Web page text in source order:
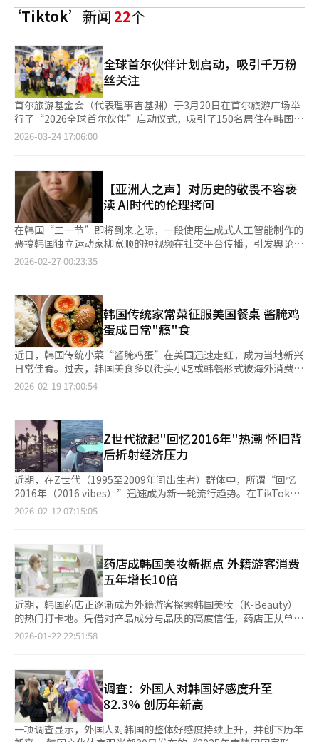
‘Tiktok’新闻22个
全球首尔伙伴计划启动，吸引千万粉
丝关注
首尔旅游基金会（代表理事吉基渊）于3月20日在首尔旅游广场举
行了“2026全球首尔伙伴”启动仪式，吸引了150名居住在韩国的
外国网红参与。全球首尔伙伴自2012年起成为首尔旅游基金会的
了2256件内容，视频累计观看次数超过4000万次。今年的团队由
来自53个国家的150人组成，他们在Instagram、YouTube、
TikTok、抖音和小红书等平台上拥有约1014万名粉丝。特别是今
年新增了小红书，以吸引中国游客。小红书是中国重要的旅游内容
平台，月活跃用户约3亿。团队成员以MZ世代为主，平均年龄30.6
岁，女性占89%。成员来自亚洲及大洋洲35%、中东及非洲
31%、欧洲18%、美洲16%，预计将实现全球多角度宣传。启动
仪式以“晨曦黄”为主题，参与者穿着“首尔我的灵魂”官方T
开展为期8个月的活动，从4月的“汉江巴士码头樱花景
点”和“2026首尔春季节”宣传开始，参与“2026乐天世界塔天
空跑”等项目，制作并传播体验型内容。首尔旅游基金会代表理事
吉基渊表示：“去年我们接待了创纪录的1485万外国游客，今年
计划集中推广首尔的四季内容。通过全球首尔伙伴，我们将展示体
验型旅游的魅力，推动首尔旅游的持续增长。”※ 本报道经人工
智能（AI）系统翻译与编辑。
2026-03-24 17:06:00
【亚洲人之声】对历史的敬畏不容亵
渎 AI时代的伦理拷问
在韩国“三一节”即将到来之际，一段使用生成式人工智能制作的
恶搞韩国独立运动家柳宽顺的短视频在社交平台传播，引发舆论巨
大争议。 这段视频由OpenAI的视频生成AI模型“Sora”制成，在
不仅是对一位历史伟人的亵渎，更是对整个民族历史的嘲弄，也再
次引发对于AI创作边界与公共伦理的讨论。 生成式AI的技术逻辑，
是基于大规模数据训练后进行概率生成。它并不具备历史判断能
力，也无法理解民族记忆与集体创伤的情感重量。当历史人物形象
被输入模型，算法只会根据语义与视觉特征进行重组与再创造。技
术本身是中性的，但在社会层面，它却可能重塑公共认知。 此前
韩国利用AI技术复原独立运动家生前面貌获得好评，但AI将历史伟
人进行戏谑化恶搞，问题便不再是单纯的创作自由，而涉及历史尊
OpenAI屏蔽了一段用“Sora”制成的美国黑人民权运动领袖马丁
·路德·金的视频，理由为涉嫌对逝者的不敬及种族歧视。这说
明，技术平台已开始意识到生成式AI在复原历史人物方面的潜在风
险。 技术进步往往领先于规范建立，生成式AI在艺术创作、教育传
播等领域展现巨大潜力，但其对历史叙事的介入，也可能放大误读
与戏谑的风险。尤其在社交媒体环境下，算法推荐机制进一步强
化“流量优先”的逻辑，争议性内容更易获得传播。当前大量用户
将AI作为获取知识信息的首要渠道。然而，当AI对历史事件的描述
传后，未来的人们会不会将AI“编造”的历史误认为真实？
2026-02-27 00:23:35
韩国传统家常菜征服美国餐桌 酱腌鸡
蛋成日常"瘾"食
近日，韩国传统小菜“酱腌鸡蛋”在美国迅速走红，成为当地新兴
日常佳肴。过去，韩国美食多以街头小吃或韩餐形式被海外消费者
认知，如今逐步融入美国家庭的日常饮食餐桌。 近期，美国各大
的腌料中，冷藏四小时即可食用。由于步骤简单、成功率高，即便
是烹饪新手也能轻松上手，成为其迅速走红的重要原因。在美国，
酱腌鸡蛋被称为“Mayak Egg”，“Mayak”源自韩语“毒药”的
发音，意味着吃上一口便会上瘾。 此前，《纽约时报》《华盛顿
邮报》等主流媒体介绍过酱腌鸡蛋的制作方法，近来，相关搜索量
与话题热度再次显著上升。在以年轻用户为主的 Instagram 和
TikTok 平台上，部分酱腌鸡蛋食谱视频播放量已突破数十万次。
业界分析指出，酱腌鸡蛋的流行反映出韩国美食在海外消费结构上
菜包饭、韩式烤牛肉、炸鸡等标志性菜品。自2020年起，随着韩
国街头小吃文化兴起，辣炒年糕进入美国大型超市的冷冻食品区，
紫菜包饭也以“韩式寿司”之名实现本土化销售。此外，结合炸鸡
与啤酒的“炸啤”文化，也借助韩剧与综艺的传播，迅速渗透至美
国的体育酒吧与餐车市场。这类菜品多以外食或即食形式被消费，
对提升韩国美食的国际知名度起到了关键作用。 相比之下，酱腌
鸡蛋的走红则得益于极简的制作流程。与工序复杂的紫菜包饭、韩
式拌饭、烤牛肉等传统韩餐相比，酱腌鸡蛋无需开火、失败率低，
其更容易融入美国家庭的日常饮食。此外，搭配蛋黄酱、凉拌沙拉
等美式改良吃法，进一步拓宽了消费人群。 酱腌鸡蛋的流行，也
将韩国传统发酵调味料“酱油”带入了海外消费者的视野。过去，
韩式辣椒酱借助辣炒年糕、韩式拌饭等菜品，成为颇具代表性的韩
餐调味料，而酱油则多作为隐形调味料点缀菜肴。如今，在酱腌鸡
蛋的风潮带动下，酱油作为核心调味料，逐渐被海外市场所重新认
2026-02-19 17:00:54
Z世代掀起"回忆2016年"热潮 怀旧背
后折射经济压力
近期，在Z世代（1995至2009年间出生者）群体中，所谓“回忆
2016年（2016 vibes）”迅速成为新一轮流行趋势。在TikTok、
Instagram等社交媒体上，大量配以2010年代中后期音乐的视频
片段，引发大量网友共鸣。这一现象被认为已超越单一的复古风
潮，更深层地反映出网友对生活成本相对较低时代的怀念。 有分
析指出，Z世代所迷恋的“回忆2016年”并非只是对当年
Instagram粉彩滤镜的怀念，其背后深藏经济与文化环境的结构性
变化。曾经低廉的外卖配送费用以及相对自由的互联网环境已不复
存在。表面上看似轻松的流行趋势，实则折射出年轻人更为深层的
社会现实。 数据显示，今年1月第一周，TikTok平台“2016”关
键词搜索量同比激增逾450%，以“2016氛围”为主题的视频上传
现记忆场景为主，形成鲜明的时代对照。 专家指出，这一趋势与
经济环境变化密切相关。2010年代，亚马逊与奈飞（Netflix）为
扩大用户规模，普遍采取低价策略。同样，Uber等企业通过压低
服务费用争夺市场份额，使消费者能够以较低成本享受出行与配送
服务。然而，如今夜间出行费和外卖配送费用不断上升，日常生活
成本显著提高，年轻群体的经济体感负担明显加重。 分析指
2026-02-12 07:15:05
药店成韩国美妆新据点 外籍游客消费
五年增长10倍
近期，韩国药店正逐渐成为外籍游客探索韩国美妆（K-Beauty）
的热门打卡地。凭借对产品成分与品质的高度信任，药店正从单纯
的购药场所转变为外籍游客的重要美妆消费渠道。 韩国旅游数据
人民币2.6亿元至26.6亿元），增长约10倍。外籍游客的医疗消费
次数也持续攀升，从2020年的56.1466万次增至2025年的
415.6034万次，增幅显著。 值得关注的是，药店消费增长尤为突
出。药店在外籍游客医疗消费中的占比从2021年的38.24%上升至
2025年的59.11%，超过皮肤科（22.07%），跃居首位。这一趋
2026-01-22 22:51:58
调查：外国人对韩国好感度升至
82.3% 创历年新高
一项调查显示，外国人对韩国的整体好感度持续上升，并创下历年